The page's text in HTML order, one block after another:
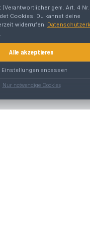
(Verantwortlicher gem. Art. 4 Nr.
Cookies. Du kannst deine
widerrufen.
Alle akzeptieren
anpassen
Nur notwendige Cookies